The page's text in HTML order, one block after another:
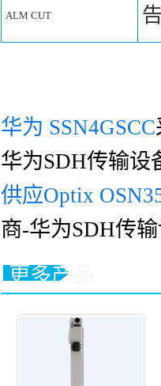
ALM CUT
华为 SSN4GSCC
华为SDH传输设
供应Optix
商-华为SDH传
更多产品